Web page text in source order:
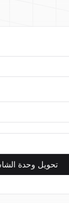
تحويل وحدة